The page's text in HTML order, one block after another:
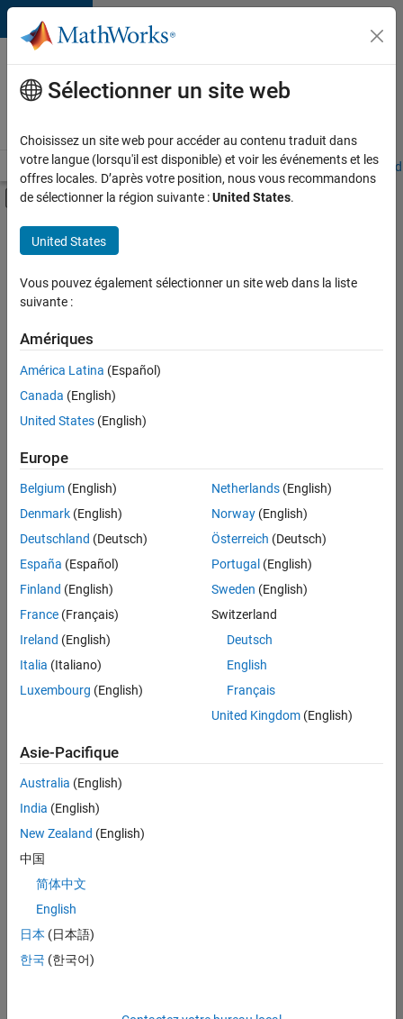
Passer au contenu
Votre
carrière
chez
Accueil Explorer nos opportunités Adresses de nos bureaux
Activer/désactiver l'affichage du menu
Contenu principal
FILTRER PAR
Infrastructure et architecture
Ingénierie de la qualité
Rédaction technique
Actuellement,
aucune
offre
d'emploi
correspondant
à vos
critères
de
recherche.
Vous
pouvez
élargir
votre
recherche
ou
afficher
l’ensemble
d'emploi.
malgré
tout
vous
trouvez
pas
d'offre
corresponde
à vos
Sélectionner un site web
Choisissez un site web pour accéder au contenu traduit dans
votre langue (lorsqu'il est disponible) et voir les événements et les
offres locales. D’après votre position, nous vous recommandons
de sélectionner la région suivante :United States.
United States
Vous pouvez également sélectionner un site web dans la liste
suivante :
Amériques
América Latina (Español)
Canada (English)
United States (English)
Europe
Belgium (English)
Denmark (English)
Deutschland (Deutsch)
España (Español)
Finland (English)
France (Français)
Ireland (English)
Italia (Italiano)
Luxembourg (English)
Netherlands(English)
Norway(English)
Österreich (Deutsch)
Portugal (English)
Sweden (English)
Switzerland
Deutsch
English
Français
United Kingdom(English)
Asie-Pacifique
Australia (English)
India (English)
New Zealand (English)
中国
简体中文
English
日本 (日本語)
한국 (한국어)